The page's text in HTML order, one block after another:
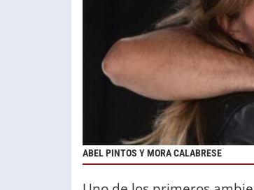
ABEL PINTOS Y MORA CALABRESE